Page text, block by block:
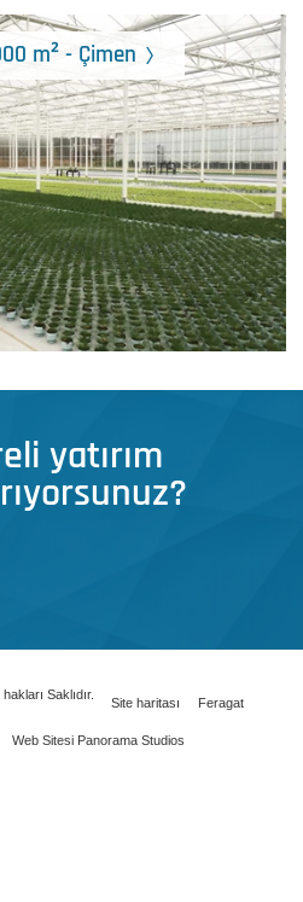
m² - Çimen
yatırım
Saklıdır.
Site haritası Feragat
Web Sitesi Panorama Studios